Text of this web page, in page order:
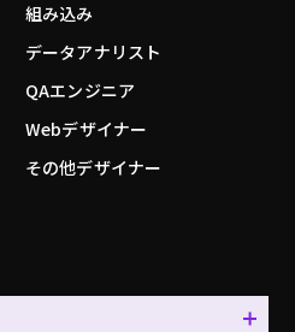
組み込み
データアナリスト
QAエンジニア
Webデザイナー
その他デザイナー